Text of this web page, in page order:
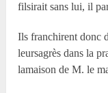
filsirait sans lui, il
Ils franchirent donc
leursagrès dans la
lamaison de M. le